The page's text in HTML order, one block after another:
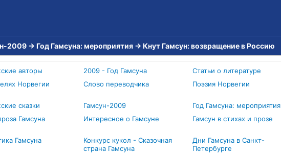
2009 → Год Гамсуна: мероприятия → Кнут Гамсун: возвращение в Россию
авторы 2009 - Год Гамсуна Статьи о литературе
Норвегии
Слово переводчика Поэзия Норвегии
сказки
Гамсун-2009 Год Гамсуна: мероприятия
Гамсуна
Интересное о Гамсуне Гамсун в стихах и прозе
Гамсуна
Конкурс кукол - Сказочная
страна Гамсуна
Дни Гамсуна в Санкт-
Петербурге